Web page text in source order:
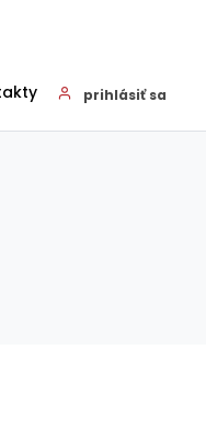
prihlásiť sa